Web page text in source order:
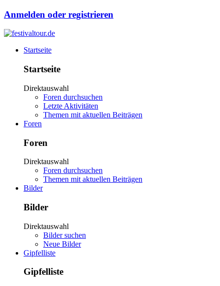
Anmelden oder registrieren
Startseite
Startseite
Direktauswahl
Foren durchsuchen
Letzte Aktivitäten
Themen mit aktuellen Beiträgen
Foren
Foren
Direktauswahl
Foren durchsuchen
Themen mit aktuellen Beiträgen
Bilder
Bilder
Direktauswahl
Bilder suchen
Neue Bilder
Gipfelliste
Gipfelliste